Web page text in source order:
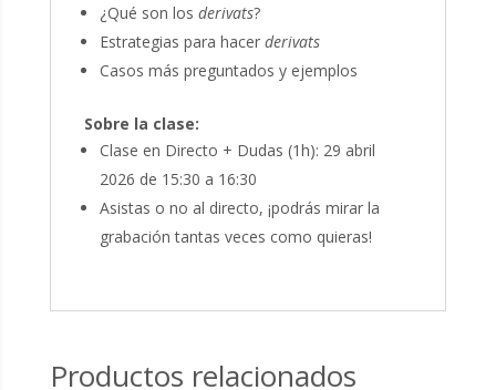
¿Qué son los derivats?
Estrategias para hacer derivats
Casos más preguntados y ejemplos
Sobre la clase:
Clase en Directo + Dudas (1h): 29 abril
2026 de 15:30 a 16:30
Asistas o no al directo, ¡podrás mirar la
grabación tantas veces como quieras!
Productos relacionados